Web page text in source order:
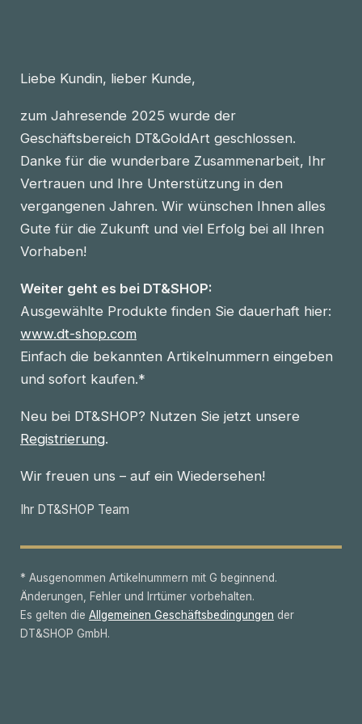
Liebe Kundin, lieber Kunde,
zum Jahresende 2025 wurde der
Geschäftsbereich DT&GoldArt geschlossen.
Danke für die wunderbare Zusammenarbeit, Ihr
Vertrauen und Ihre Unterstützung in den
vergangenen Jahren. Wir wünschen Ihnen alles
Gute für die Zukunft und viel Erfolg bei all Ihren
Vorhaben!
Weiter geht es bei DT&SHOP:
Ausgewählte Produkte finden Sie dauerhaft hier:
www.dt-shop.com
Einfach die bekannten Artikelnummern eingeben
und sofort kaufen.*
Neu bei DT&SHOP? Nutzen Sie jetzt unsere
Registrierung.
Wir freuen uns – auf ein Wiedersehen!
Ihr DT&SHOP Team
* Ausgenommen Artikelnummern mit G beginnend.
Änderungen, Fehler und Irrtümer vorbehalten.
Es gelten die Allgemeinen Geschäftsbedingungen der
DT&SHOP GmbH.